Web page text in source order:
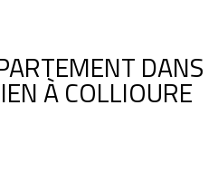
DANS
À COLLIOURE